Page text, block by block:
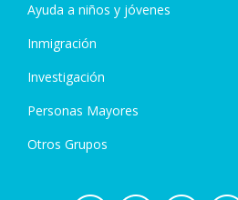
Ayuda a niños y jóvenes
Inmigración
Investigación
Personas Mayores
Otros Grupos